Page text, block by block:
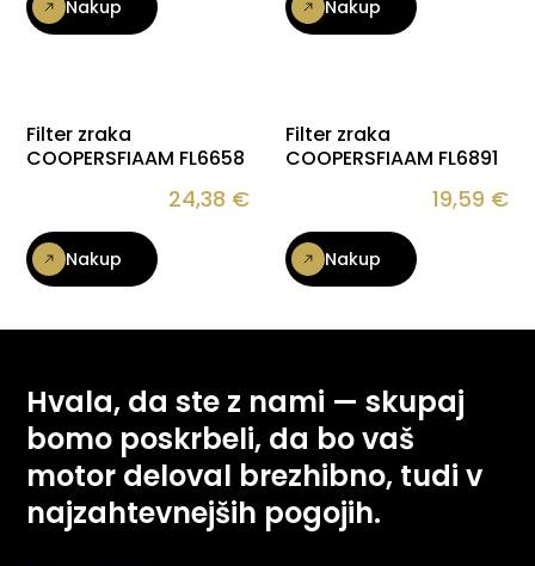
Nakup Nakup
Filter zraka
COOPERSFIAAM FL6658
24,38 €
Nakup
Filter zraka
COOPERSFIAAM FL6891
19,59 €
Nakup
Hvala, da ste z nami — skupaj
bomo poskrbeli, da bo vaš
motor deloval brezhibno, tudi v
najzahtevnejših pogojih.